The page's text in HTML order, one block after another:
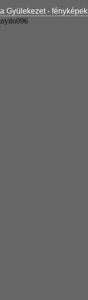
Gyülekezet - fényképek